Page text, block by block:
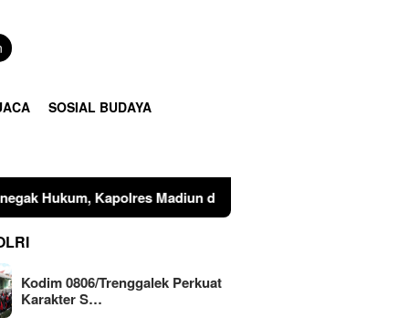
SOSIAL BUDAYA
Madiun dan Kajari Musnahkan Barang Bukti Perkara
Kodim 0806/Trenggalek Perkuat
Karakter S…